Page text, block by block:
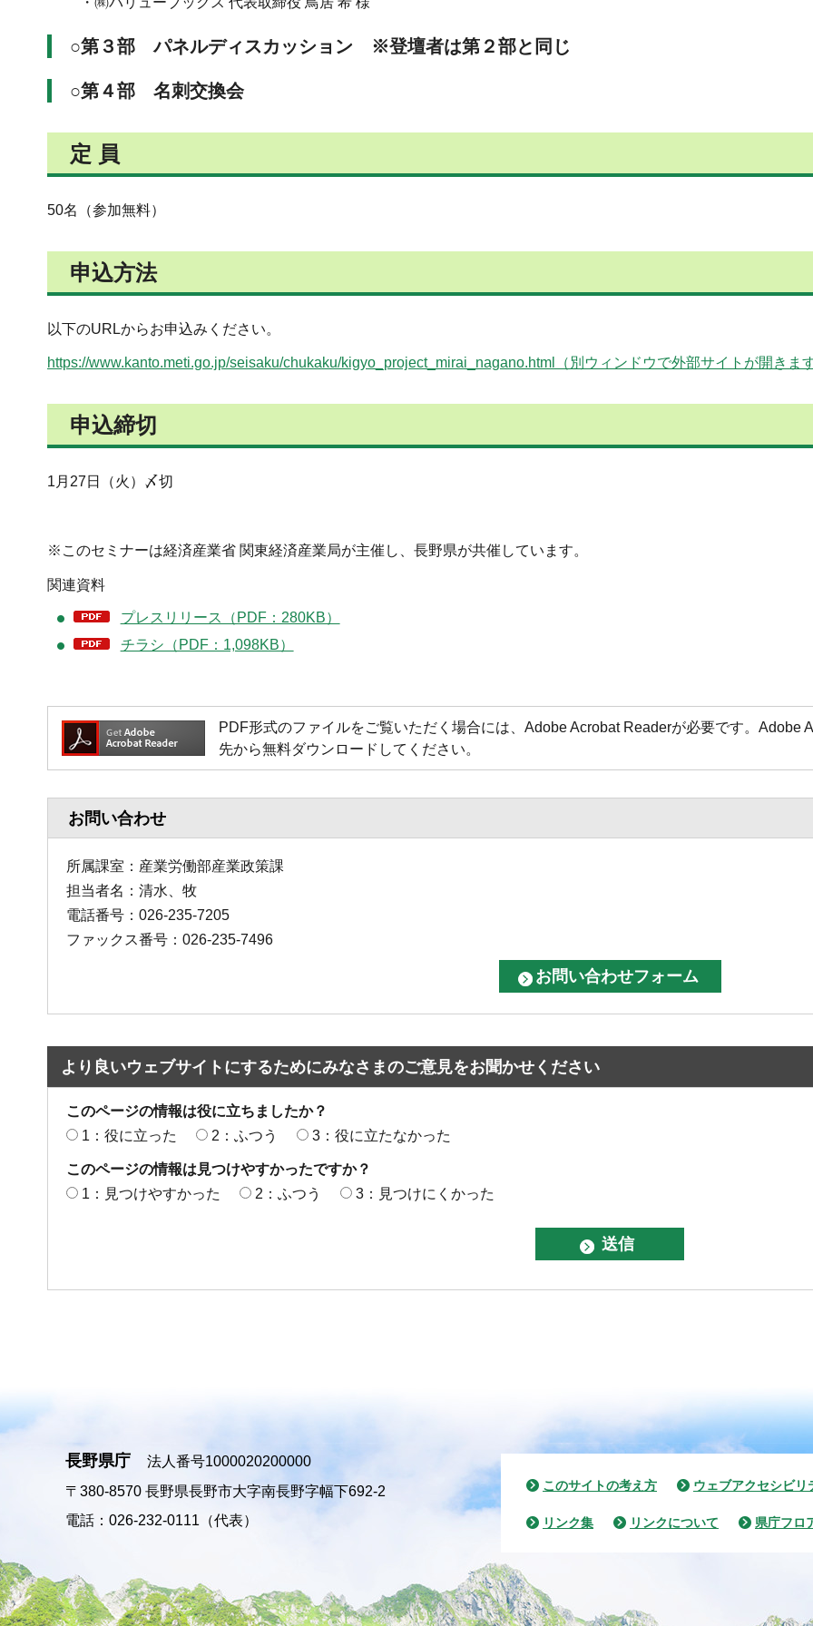
○第３部 パネルディスカッション ※登壇者は第２部と同じ
○第４部 名刺交換会
定 員
50名（参加無料）
申込方法
以下のURLからお申込みください。
https://www.kanto.meti.go.jp/seisaku/chukaku/kigyo_project_mirai_nagano.html（別ウィンドウで外部サイトが開きま
申込締切
1月27日（火）〆切
※このセミナーは経済産業省 関東経済産業局が主催し、長野県が共催しています。
関連資料
プレスリリース（PDF：280KB）
チラシ（PDF：1,098KB）
PDF形式のファイルをご覧いただく場合には、Adobe Acrobat Readerが必要です。Adobe
先から無料ダウンロードしてください。
お問い合わせ
所属課室：産業労働部産業政策課
担当者名：清水、牧
電話番号：026-235-7205
ファックス番号：026-235-7496
より良いウェブサイトにするためにみなさまのご意見をお聞かせください
このページの情報は役に立ちましたか？
1：役に立った
2：ふつう 3：役に立たなかった
このページの情報は見つけやすかったですか？
1：見つけやすかった
2：ふつう 3：見つけにくかった
長野県庁
法人番号1000020200000
〒380-8570 長野県長野市大字南長野字幅下692-2
電話：026-232-0111（代表）
このサイトの考え方 ウェブアクセシビリ
リンク集 リンクについて 県庁フロ